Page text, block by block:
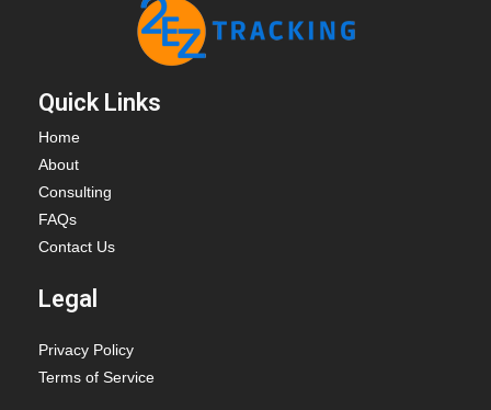
Quick Links
Home
About
Consulting
FAQs
Contact Us
Legal
Privacy Policy
Terms of Service